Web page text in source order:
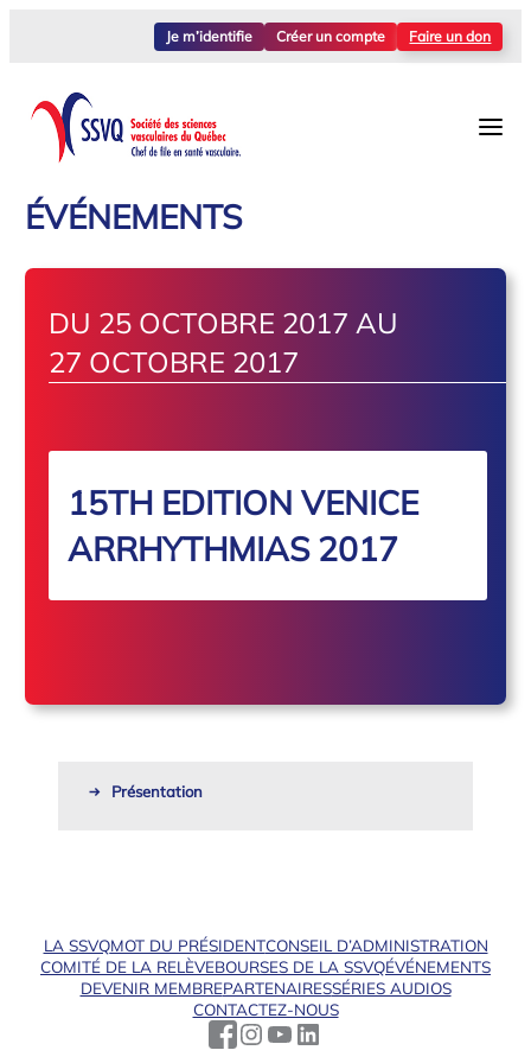
Je m’identifie Créer un compte Faire un don
ÉVÉNEMENTS
DU 25 OCTOBRE 2017 AU
27 OCTOBRE 2017
15TH EDITION VENICE
ARRHYTHMIAS 2017
Présentation
LA SSVQMOT DU PRÉSIDENTCONSEIL D’ADMINISTRATION
COMITÉ DE LA RELÈVEBOURSES DE LA SSVQÉVÉNEMENTS
DEVENIR MEMBREPARTENAIRESSÉRIES AUDIOS
CONTACTEZ-NOUS